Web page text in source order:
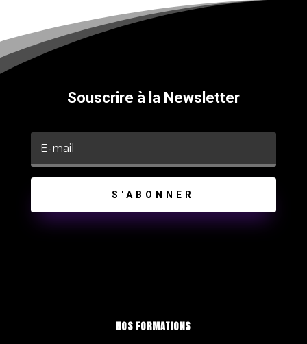
Souscrire à la Newsletter
S'ABONNER
NOS FORMATIONS